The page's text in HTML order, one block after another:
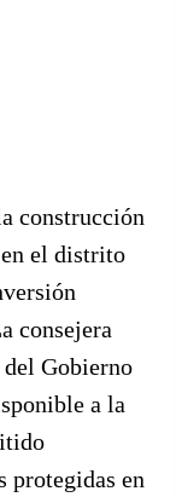
construcción
el distrito
consejera
Gobierno
a la
en